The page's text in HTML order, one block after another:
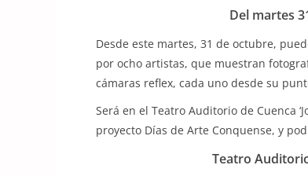
Del martes
Desde este martes, 31 de octubre,
por ocho artistas, que muestran
cámaras reflex, cada uno desde su
Será en el Teatro Auditorio de Cuenca
proyecto Días de Arte Conquense, y
Teatro